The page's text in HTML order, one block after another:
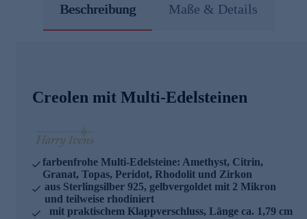
Beschreibung Maße & Details
Creolen mit Multi-Edelsteinen
farbenfrohe Multi-Edelsteine: Amethyst, Citrin,
Granat, Topas, Peridot, Rhodolit und Zirkon
aus Sterlingsilber 925, gelbvergoldet mit 2 Mikron
und teilweise rhodiniert
mit praktischem Klappverschluss, Länge ca. 1,79 cm